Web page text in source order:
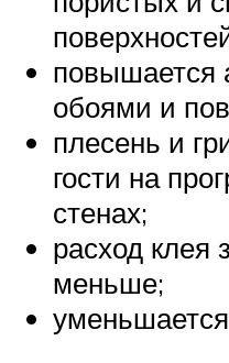
повышается
обоями и
плесень и
гости на
стенах;
расход клея
меньше;